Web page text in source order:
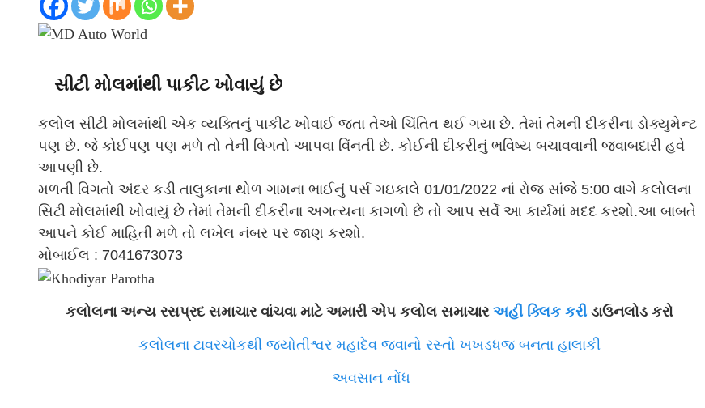
સીટી મોલમાંથી પાકીટ ખોવાયું છે
કલોલ સીટી મોલમાંથી એક વ્યક્તિનું પાકીટ ખોવાઈ જતા તેઓ ચિંતિત થઈ ગયા છે. તેમાં તેમની દીકરીના ડોક્યુમેન્ટ
પણ છે. જે કોઈપણ પણ મળે તો તેની વિગતો આપવા વિંનતી છે. કોઈની દીકરીનું ભવિષ્ય બચાવવાની જવાબદારી હવે
આપણી છે.
મળતી વિગતો અંદર કડી તાલુકાના થોળ ગામના ભાઈનું પર્સ ગઇકાલે 01/01/2022 નાં રોજ સાંજે 5:00 વાગે કલોલના
સિટી મોલમાંથી ખોવાયું છે તેમાં તેમની દીકરીના અગત્યના કાગળો છે તો આપ સર્વે આ કાર્યમાં મદદ કરશો.આ બાબતે
આપને કોઈ માહિતી મળે તો લખેલ નંબર પર જાણ કરશો.
મોબાઈલ : 7041673073
કલોલના અન્ય રસપ્રદ સમાચાર વાંચવા માટે અમારી એપ કલોલ સમાચાર અહીં ક્લિક કરી ડાઉનલોડ કરો
કલોલના ટાવરચોકથી જ્યોતીશ્વર મહાદેવ જવાનો રસ્તો ખખડધજ બનતા હાલાકી
અવસાન નોંધ